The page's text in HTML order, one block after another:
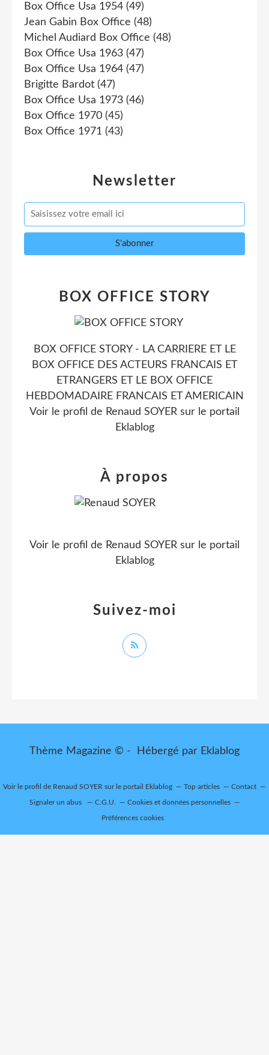
Newsletter
Box Office Usa 1954 (49)
Jean Gabin Box Office (48)
Michel Audiard Box Office (48)
Box Office Usa 1963 (47)
Box Office Usa 1964 (47)
Brigitte Bardot (47)
Box Office Usa 1973 (46)
Box Office 1970 (45)
Box Office 1971 (43)
BOX OFFICE STORY
BOX OFFICE STORY - LA CARRIERE ET LE
BOX OFFICE DES ACTEURS FRANCAIS ET
ETRANGERS ET LE BOX OFFICE
HEBDOMADAIRE FRANCAIS ET AMERICAIN
Voir le profil de Renaud SOYER sur le portail
Eklablog
Suivez-moi
À propos
Voir le profil de Renaud SOYER sur le portail
Eklablog
Thème Magazine © - Hébergé par Eklablog
Voir le profil de Renaud SOYER sur le portail Eklablog Top articles Contact
Signaler un abus C.G.U. Cookies et données personnelles
Préférences cookies